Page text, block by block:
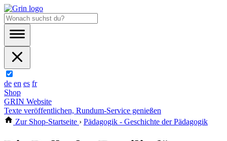
de en es fr
Shop
GRIN Website
Texte veröffentlichen, Rundum-Service genießen
Zur Shop-Startseite › Pädagogik - Geschichte der Pädagogik